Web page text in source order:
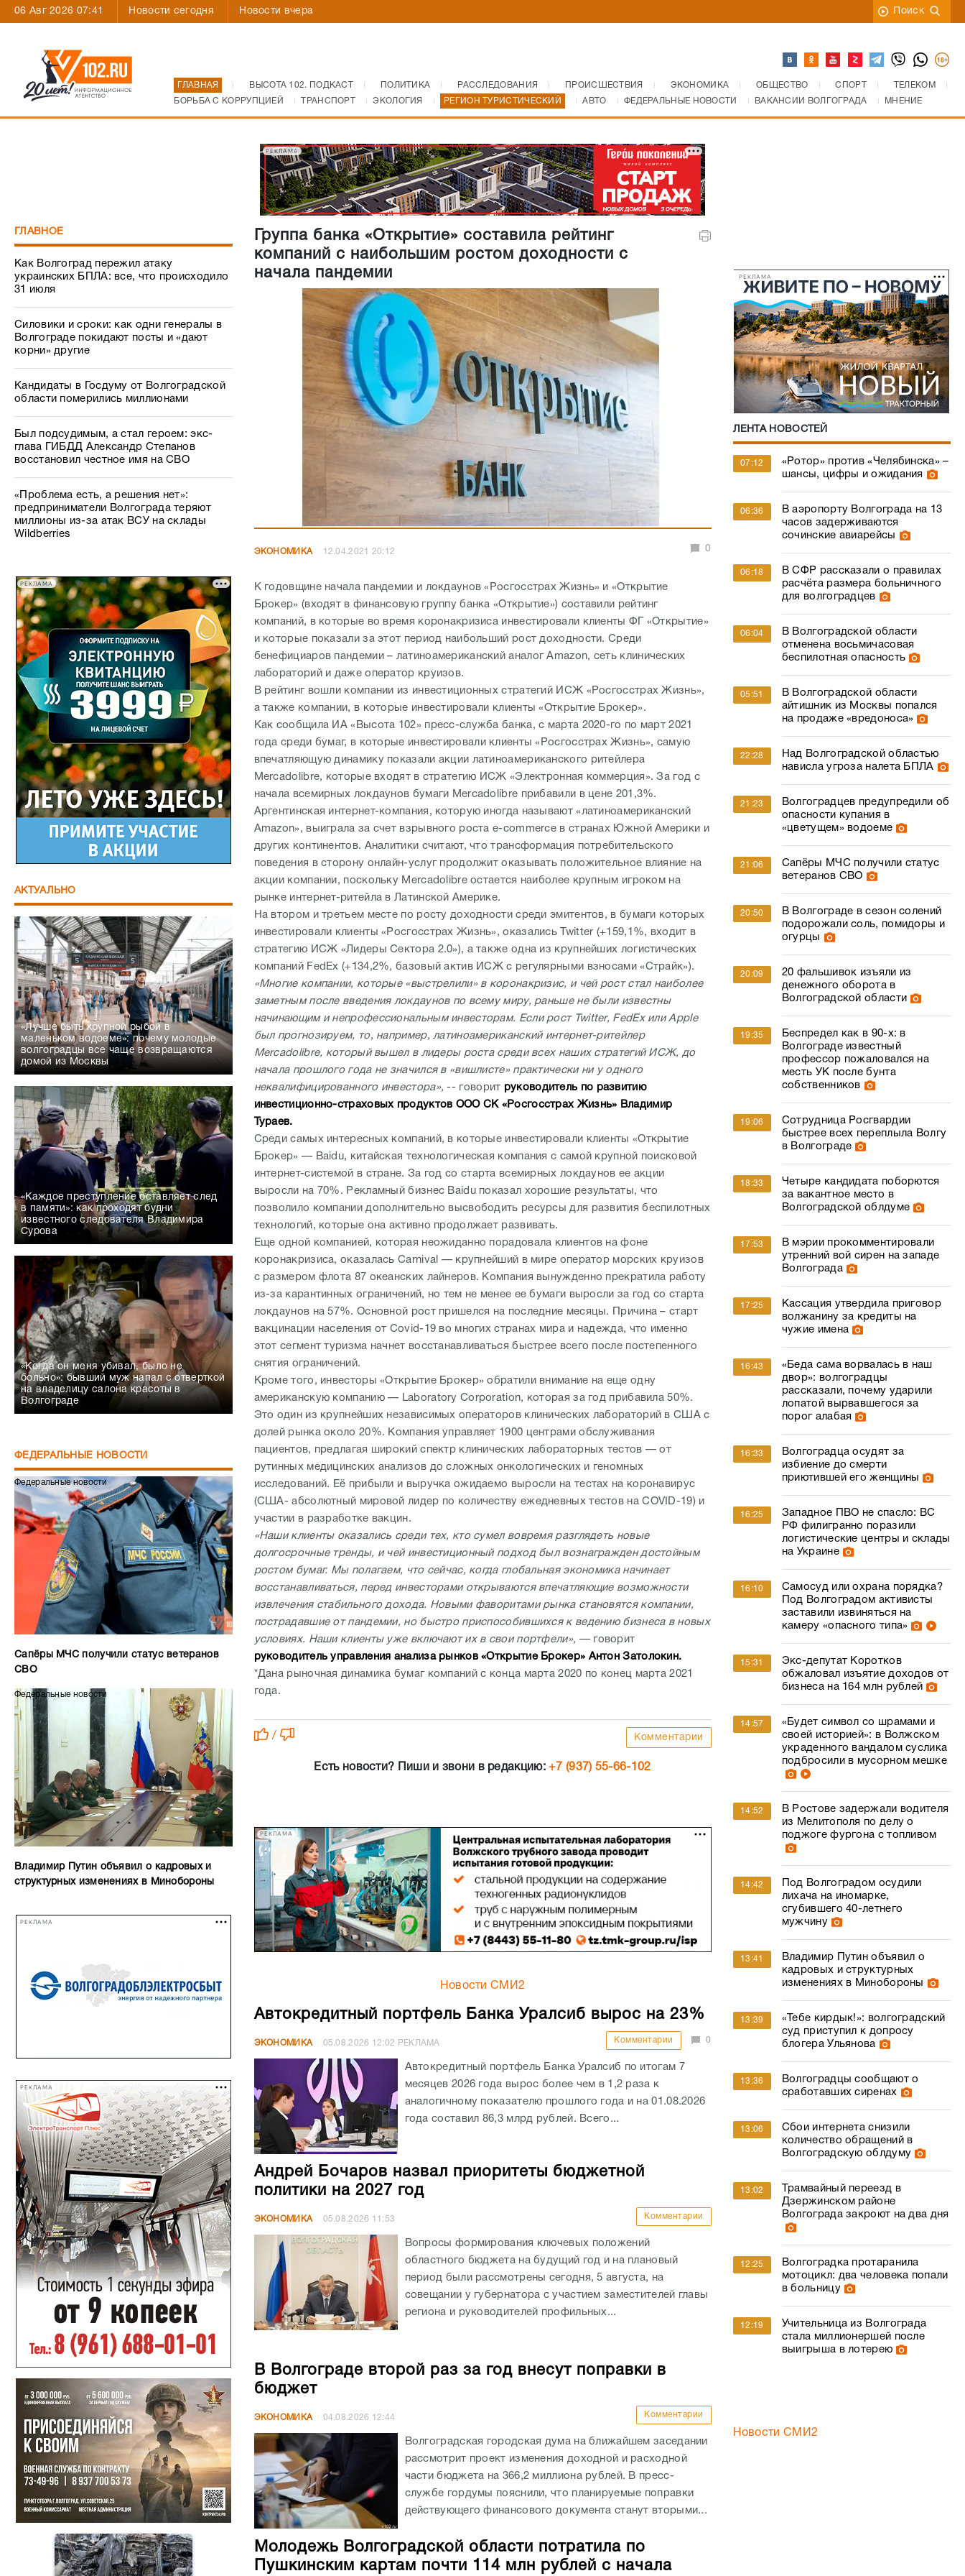
06 Авг 2026 07:41 Новости сегодня Новости вчера Поиск
ГЛАВНАЯ ВЫСОТА 102. ПОДКАСТ ПОЛИТИКА РАССЛЕДОВАНИЯ ПРОИСШЕСТВИЯ ЭКОНОМИКА ОБЩЕСТВО СПОРТ
ТЕЛЕКОМ
БОРЬБА С КОРРУПЦИЕЙ
ТРАНСПОРТ ЭКОЛОГИЯ РЕГИОН ТУРИСТИЧЕСКИЙ АВТО ФЕДЕРАЛЬНЫЕ НОВОСТИ ВАКАНСИИ ВОЛГОГРАДА МНЕНИЕ
РЕКЛАМА
ГЛАВНОЕ
Как Волгоград пережил атаку
украинских БПЛА: все, что происходило
31 июля
Силовики и сроки: как одни генералы в
Волгограде покидают посты и «дают
корни» другие
Кандидаты в Госдуму от Волгоградской
области померились миллионами
Был подсудимым, а стал героем: экс-
глава ГИБДД Александр Степанов
восстановил честное имя на СВО
«Проблема есть, а решения нет»:
предприниматели Волгограда теряют
миллионы из-за атак ВСУ на склады
Wildberries
РЕКЛАМА
АКТУАЛЬНО
«Лучше быть крупной рыбой в
маленьком водоеме»: почему молодые
волгоградцы все чаще возвращаются
домой из Москвы
«Каждое преступление оставляет след
в памяти»: как проходят будни
известного следователя Владимира
Сурова
«Когда он меня убивал, было не
больно»: бывший муж напал с отверткой
на владелицу салона красоты в
Волгограде
ФЕДЕРАЛЬНЫЕ НОВОСТИ
Федеральные новости
Сапёры МЧС получили статус ветеранов
СВО
Федеральные новости
Владимир Путин объявил о кадровых и
структурных изменениях в Минобороны
РЕКЛАМА
РЕКЛАМА
Группа банка «Открытие» составила рейтинг
компаний с наибольшим ростом доходности с
начала пандемии
ЭКОНОМИКА 12.04.2021 20:12 0
К годовщине начала пандемии и локдаунов «Росгосстрах Жизнь» и «Открытие
Брокер» (входят в финансовую группу банка «Открытие») составили рейтинг
компаний, в которые во время коронакризиса инвестировали клиенты ФГ «Открытие»
и которые показали за этот период наибольший рост доходности. Среди
бенефициаров пандемии – латиноамериканский аналог Amazon, сеть клинических
лабораторий и даже оператор круизов.
В рейтинг вошли компании из инвестиционных стратегий ИСЖ «Росгосстрах Жизнь»,
а также компании, в которые инвестировали клиенты «Открытие Брокер».
Как сообщила ИА «Высота 102» пресс-служба банка, с марта 2020-го по март 2021
года среди бумаг, в которые инвестировали клиенты «Росгосстрах Жизнь», самую
впечатляющую динамику показали акции латиноамериканского ритейлера
Mercadolibre, которые входят в стратегию ИСЖ «Электронная коммерция». За год с
начала всемирных локдаунов бумаги Mercadolibre прибавили в цене 201,3%.
Аргентинская интернет-компания, которую иногда называют «латиноамериканский
Amazon», выиграла за счет взрывного роста e-commerce в странах Южной Америки и
других континентов. Аналитики считают, что трансформация потребительского
поведения в сторону онлайн-услуг продолжит оказывать положительное влияние на
акции компании, поскольку Mercadolibre остается наиболее крупным игроком на
рынке интернет-ритейла в Латинской Америке.
На втором и третьем месте по росту доходности среди эмитентов, в бумаги которых
инвестировали клиенты «Росгосстрах Жизнь», оказались Twitter (+159,1%, входит в
стратегию ИСЖ «Лидеры Сектора 2.0»), а также одна из крупнейших логистических
компаний FedEx (+134,2%, базовый актив ИСЖ с регулярными взносами «Страйк»).
«Многие компании, которые «выстрелили» в коронакризис, и чей рост стал наиболее
заметным после введения локдаунов по всему миру, раньше не были известны
начинающим и непрофессиональным инвесторам. Если рост Twitter, FedEx или Apple
был прогнозируем, то, например, латиноамериканский интернет-ритейлер
Mercadolibre, который вышел в лидеры роста среди всех наших стратегий ИСЖ, до
начала прошлого года не значился в «вишлисте» практически ни у одного
неквалифицированного инвестора», -- говорит руководитель по развитию
инвестиционно-страховых продуктов ООО СК «Росгосстрах Жизнь» Владимир
Тураев.
Среди самых интересных компаний, в которые инвестировали клиенты «Открытие
Брокер» — Baidu, китайская технологическая компания с самой крупной поисковой
интернет-системой в стране. За год со старта всемирных локдаунов ее акции
выросли на 70%. Рекламный бизнес Baidu показал хорошие результаты, что
позволило компании дополнительно высвободить ресурсы для развития беспилотных
технологий, которые она активно продолжает развивать.
Еще одной компанией, которая неожиданно порадовала клиентов на фоне
коронакризиса, оказалась Carnival — крупнейший в мире оператор морских круизов
с размером флота 87 океанских лайнеров. Компания вынужденно прекратила работу
из-за карантинных ограничений, но тем не менее ее бумаги выросли за год со старта
локдаунов на 57%. Основной рост пришелся на последние месяцы. Причина – старт
вакцинации населения от Covid-19 во многих странах мира и надежда, что именно
этот сегмент туризма начнет восстанавливаться быстрее всего после постепенного
снятия ограничений.
Кроме того, инвесторы «Открытие Брокер» обратили внимание на еще одну
американскую компанию — Laboratory Corporation, которая за год прибавила 50%.
Это один из крупнейших независимых операторов клинических лабораторий в США с
долей рынка около 20%. Компания управляет 1900 центрами обслуживания
пациентов, предлагая широкий спектр клинических лабораторных тестов — от
рутинных медицинских анализов до сложных онкологических и геномных
исследований. Её прибыли и выручка ожидаемо выросли на тестах на коронавирус
(США- абсолютный мировой лидер по количеству ежедневных тестов на COVID-19) и
участии в разработке вакцин.
«Наши клиенты оказались среди тех, кто сумел вовремя разглядеть новые
долгосрочные тренды, и чей инвестиционный подход был вознагражден достойным
ростом бумаг. Мы полагаем, что сейчас, когда глобальная экономика начинает
восстанавливаться, перед инвесторами открываются впечатляющие возможности
извлечения стабильного дохода. Новыми фаворитами рынка становятся компании,
пострадавшие от пандемии, но быстро приспособившихся к ведению бизнеса в новых
условиях. Наши клиенты уже включают их в свои портфели», — говорит
руководитель управления анализа рынков «Открытие Брокер» Антон Затолокин.
*Дана рыночная динамика бумаг компаний с конца марта 2020 по конец марта 2021
года.
/ Комментарии
Есть новости? Пиши и звони в редакцию:+7 (937) 55-66-102
РЕКЛАМА
Новости СМИ2
Автокредитный портфель Банка Уралсиб вырос на 23%
ЭКОНОМИКА 05.08.2026 12:02 РЕКЛАМА Комментарии 0
Автокредитный портфель Банка Уралсиб по итогам 7
месяцев 2026 года вырос более чем в 1,2 раза к
аналогичному показателю прошлого года и на 01.08.2026
года составил 86,3 млрд рублей. Всего...
Андрей Бочаров назвал приоритеты бюджетной
политики на 2027 год
ЭКОНОМИКА 05.08.2026 11:53 Комментарии
Вопросы формирования ключевых положений
областного бюджета на будущий год и на плановый
период были рассмотрены сегодня, 5 августа, на
совещании у губернатора с участием заместителей главы
региона и руководителей профильных...
В Волгограде второй раз за год внесут поправки в
бюджет
ЭКОНОМИКА 04.08.2026 12:44 Комментарии
Волгоградская городская дума на ближайшем заседании
рассмотрит проект изменения доходной и расходной
части бюджета на 366,2 миллиона рублей. В пресс-
службе гордумы пояснили, что планируемые поправки
действующего финансового документа станут вторыми...
Молодежь Волгоградской области потратила по
Пушкинским картам почти 114 млн рублей с начала
РЕКЛАМА
ЛЕНТА НОВОСТЕЙ
07:12
«Ротор» против «Челябинска» –
шансы, цифры и ожидания
06:36
В аэропорту Волгограда на 13
часов задерживаются
сочинские авиарейсы
06:18
В СФР рассказали о правилах
расчёта размера больничного
для волгоградцев
06:04
В Волгоградской области
отменена восьмичасовая
беспилотная опасность
05:51
В Волгоградской области
айтишник из Москвы попался
на продаже «вредоноса»
22:28
Над Волгоградской областью
нависла угроза налета БПЛА
21:23
Волгоградцев предупредили об
опасности купания в
«цветущем» водоеме
21:06
Сапёры МЧС получили статус
ветеранов СВО
20:50
В Волгограде в сезон солений
подорожали соль, помидоры и
огурцы
20:09
20 фальшивок изъяли из
денежного оборота в
Волгоградской области
19:35
Беспредел как в 90-х: в
Волгограде известный
профессор пожаловался на
месть УК после бунта
собственников
19:06
Сотрудница Росгвардии
быстрее всех переплыла Волгу
в Волгограде
18:33
Четыре кандидата поборются
за вакантное место в
Волгоградской облдуме
17:53
В мэрии прокомментировали
утренний вой сирен на западе
Волгограда
17:25
Кассация утвердила приговор
волжанину за кредиты на
чужие имена
16:43
«Беда сама ворвалась в наш
двор»: волгоградцы
рассказали, почему ударили
лопатой вырвавшегося за
порог алабая
16:33
Волгоградца осудят за
избиение до смерти
приютившей его женщины
16:25
Западное ПВО не спасло: ВС
РФ филигранно поразили
логистические центры и склады
на Украине
16:10
Самосуд или охрана порядка?
Под Волгоградом активисты
заставили извиняться на
камеру «опасного типа»
15:31
Экс-депутат Коротков
обжаловал изъятие доходов от
бизнеса на 164 млн рублей
14:57
«Будет символ со шрамами и
своей историей»: в Волжском
украденного вандалом суслика
подбросили в мусорном мешке
14:52
В Ростове задержали водителя
из Мелитополя по делу о
поджоге фургона с топливом
14:42
Под Волгоградом осудили
лихача на иномарке,
сгубившего 40-летнего
мужчину
13:41
Владимир Путин объявил о
кадровых и структурных
изменениях в Минобороны
13:39
«Тебе кирдык!»: волгоградский
суд приступил к допросу
блогера Ульянова
13:36
Волгоградцы сообщают о
сработавших сиренах
13:06
Сбои интернета снизили
количество обращений в
Волгоградскую облдуму
13:02
Трамвайный переезд в
Дзержинском районе
Волгограда закроют на два дня
12:25
Волгоградка протаранила
мотоцикл: два человека попали
в больницу
12:19
Учительница из Волгограда
стала миллионершей после
выигрыша в лотерею
Новости СМИ2